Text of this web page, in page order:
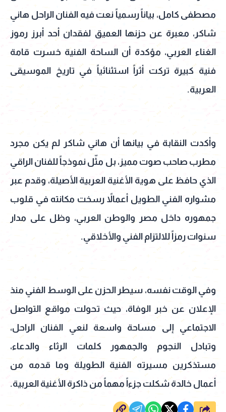
مصطفى كامل، بياناً رسمياً نعت فيه الفنان الراحل هاني
شاكر، معبرة عن حزنها العميق لفقدان أحد أبرز رموز
الغناء العربي، مؤكدة أن الساحة الفنية خسرت قامة
فنية كبيرة تركت أثراً استثنائياً في تاريخ الموسيقى
العربية.
وأكدت النقابة في بيانها أن هاني شاكر لم يكن مجرد
مطرب صاحب صوت مميز، بل مثّل نموذجاً للفنان الراقي
الذي حافظ على هوية الأغنية العربية الأصيلة، وقدم عبر
مشواره الفني الطويل أعمالاً رسخت مكانته في قلوب
جمهوره داخل مصر والوطن العربي، وظل على مدار
سنوات رمزاً للالتزام الفني والأخلاقي.
وفي الوقت نفسه، سيطر الحزن على الوسط الفني منذ
الإعلان عن خبر الوفاة، حيث تحولت مواقع التواصل
الاجتماعي إلى مساحة واسعة لنعي الفنان الراحل،
وتبادل النجوم والجمهور كلمات الرثاء والدعاء،
مستذكرين مسيرته الفنية الطويلة وما قدمه من
أعمال خالدة شكلت جزءاً مهماً من ذاكرة الأغنية العربية.
شارك